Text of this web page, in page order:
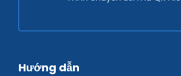
Hướng dẫn